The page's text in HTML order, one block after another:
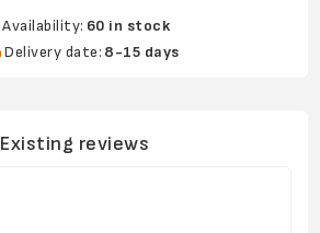
Availability: 60 in stock
Delivery date: 8-15 days
Existing reviews